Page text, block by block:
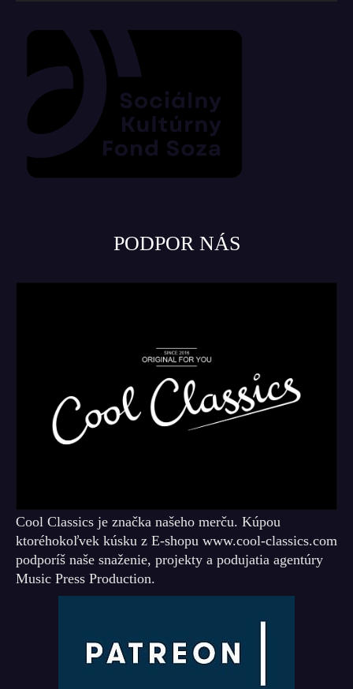
PODPOR NÁS
Cool Classics je značka našeho merču. Kúpou
ktoréhokoľvek kúsku z E-shopu www.cool-classics.com
podporíš naše snaženie, projekty a podujatia agentúry
Music Press Production.